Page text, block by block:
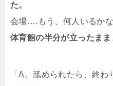
た。
会場….もう、何人いるかな
体育館の半分が立ったまま
「A。舐められたら、終